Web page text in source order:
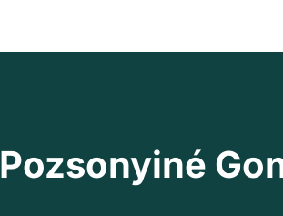
Pozsonyiné